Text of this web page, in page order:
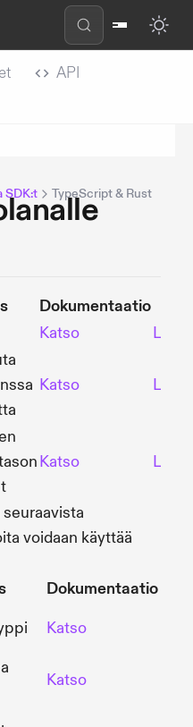
API
SDK:t TypeScript & Rust
Dokumentaatio
Katso
Katso
Katso
voidaan käyttää
Dokumentaatio
Katso
Katso